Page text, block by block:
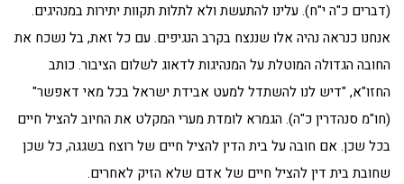
(דברים כ"ה י"ח). עלינו להתעשת ולא לתלות תקוות יתירות במנהיגים.
אנחנו כנראה נהיה אלו שננצח בקרב הנגיפים. עם כל זאת, בל נשכח את
החובה הגדולה המוטלת על המנהיגות לדאוג לשלום הציבור. כותב
החזו"א, "דיש לנו להשתדל למעט אבידת ישראל בכל מאי דאפשר"
(חו"מ סנהדרין כ"ה). הגמרא לומדת מערי המקלט את החיוב להציל חיים
בכל שכן. אם חובה על בית הדין להציל חיים של רוצח בשגגה, כל שכן
שחובת בית דין להציל חיים של אדם שלא הזיק לאחרים.